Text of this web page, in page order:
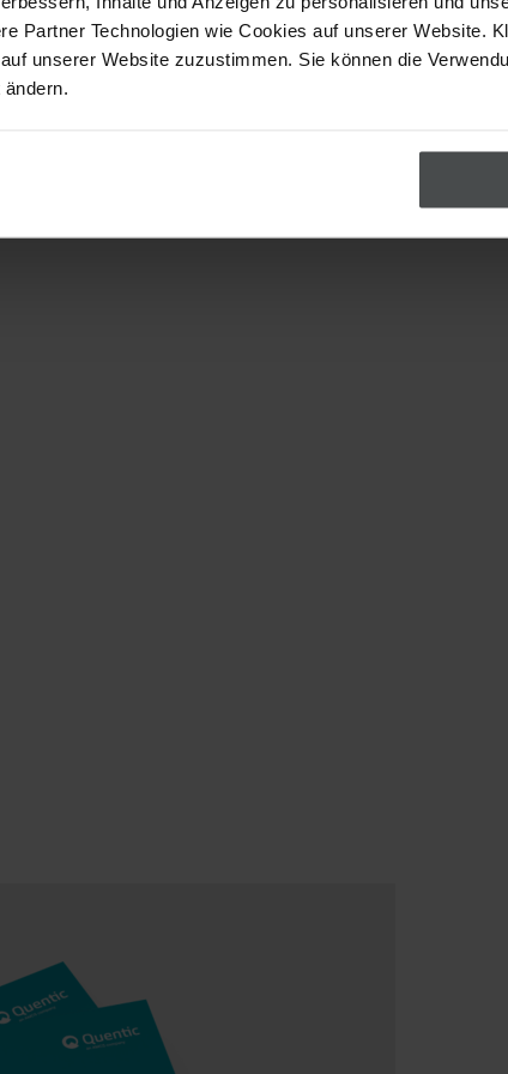
Partner Technologien wie Cookies auf unserer Website.
unserer Website zuzustimmen. Sie können die